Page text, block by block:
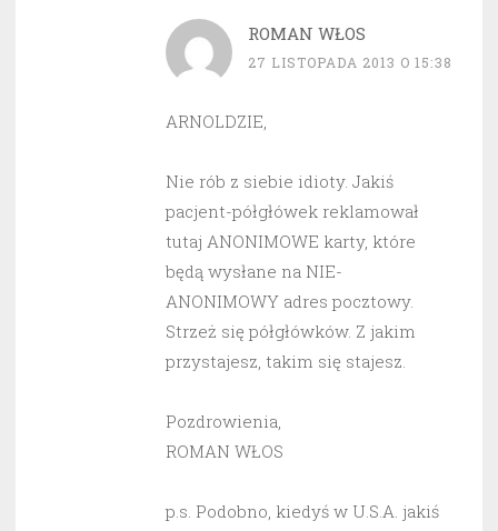
ROMAN WŁOS
27 LISTOPADA 2013 O 15:38
ARNOLDZIE,
Nie rób z siebie idioty. Jakiś
pacjent-półgłówek reklamował
tutaj ANONIMOWE karty, które
będą wysłane na NIE-
ANONIMOWY adres pocztowy.
Strzeż się półgłówków. Z jakim
przystajesz, takim się stajesz.
Pozdrowienia,
ROMAN WŁOS
p.s. Podobno, kiedyś w U.S.A. jakiś